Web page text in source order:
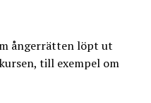
ångerrätten löpt ut
till exempel om